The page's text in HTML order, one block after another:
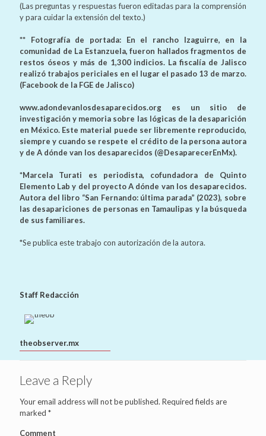
(Las preguntas y respuestas fueron editadas para la comprensión
y para cuidar la extensión del texto.)
** Fotografía de portada: En el rancho Izaguirre, en la
comunidad de La Estanzuela, fueron hallados fragmentos de
restos óseos y más de 1,300 indicios. La fiscalía de Jalisco
realizó trabajos periciales en el lugar el pasado 13 de marzo.
(Facebook de la FGE de Jalisco)
www.adondevanlosdesaparecidos.org es un sitio de
investigación y memoria sobre las lógicas de la desaparición
en México. Este material puede ser libremente reproducido,
siempre y cuando se respete el crédito de la persona autora
y de A dónde van los desaparecidos (@DesaparecerEnMx).
*Marcela Turati es periodista, cofundadora de Quinto
Elemento Lab y del proyecto A dónde van los desaparecidos.
Autora del libro “San Fernando: última parada” (2023), sobre
las desapariciones de personas en Tamaulipas y la búsqueda
de sus familiares.
*Se publica este trabajo con autorización de la autora.
Staff Redacción
theobserver.mx
Leave a Reply
Your email address will not be published. Required fields are
marked *
Comment